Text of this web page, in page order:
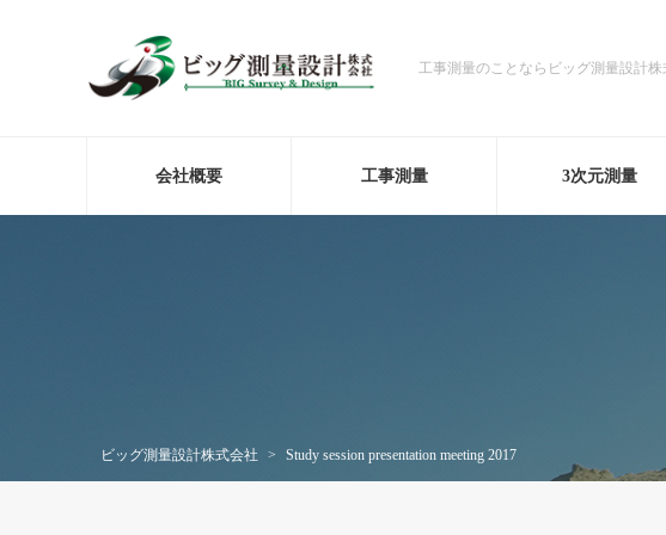
工事測量のことならビッグ測量設計
会社概要 工事測量 3次元測量
ビッグ測量設計株式会社 > Study session presentation meeting 2017